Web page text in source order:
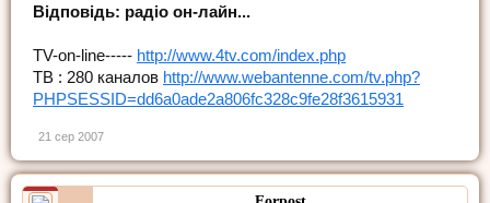
Відповідь: радіо он-лайн...
TV-on-line----- http://www.4tv.com/index.php
ТВ : 280 каналов http://www.webantenne.com/tv.php?
PHPSESSID=dd6a0ade2a806fc328c9fe28f3615931
21 сер 2007